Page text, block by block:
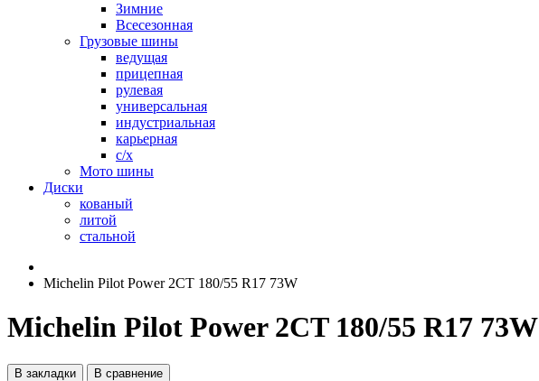
Зимние
Всесезонная
Грузовые шины
ведущая
прицепная
рулевая
универсальная
индустриальная
карьерная
с/х
Мото шины
Диски
кованый
литой
стальной
Michelin Pilot Power 2CT 180/55 R17 73W
Michelin Pilot Power 2CT 180/55 R17 73W
В закладки В сравнение